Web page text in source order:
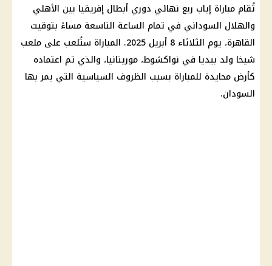
تُقام مباراة إياب ربع نهائي دوري أبطال إفريقيا بين الأهلي
والهلال السوداني في تمام الساعة التاسعة مساءً بتوقيت
القاهرة
، يوم الثلاثاء 8 أبريل 2025. المباراة ستُلعب على ملعب
شيخا ولد بيديا في نواكشوط، موريتانيا، والذي تم اعتماده
كأرض محايدة للمباراة بسبب الظروف السياسية التي يمر بها
السودان.